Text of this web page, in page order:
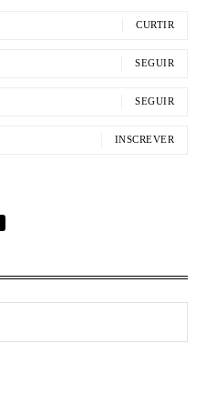
CURTIR
SEGUIR
SEGUIR
INSCREVER